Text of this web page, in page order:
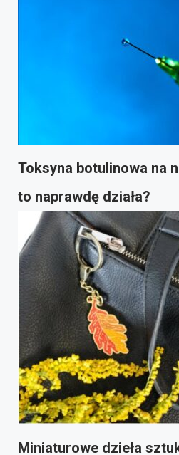
Toksyna botulinowa na
to naprawdę działa?
Miniaturowe dzieła